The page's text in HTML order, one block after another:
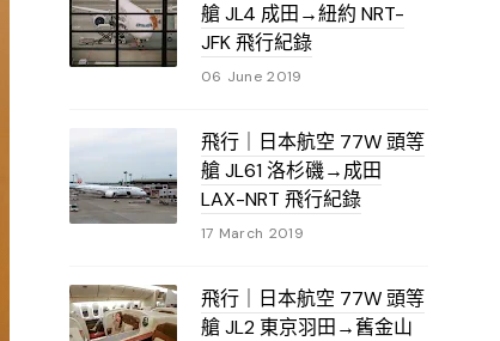
艙 JL4 成田→紐約 NRT-
JFK 飛行紀錄
06 June 2019
飛行｜日本航空 77W 頭等
艙 JL61 洛杉磯→成田
LAX-NRT 飛行紀錄
17 March 2019
飛行｜日本航空 77W 頭等
艙 JL2 東京羽田→舊金山